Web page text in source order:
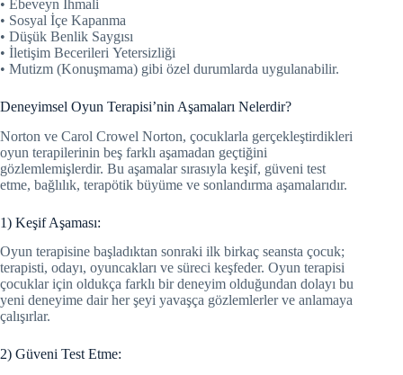
• Ebeveyn İhmali
• Sosyal İçe Kapanma
• Düşük Benlik Saygısı
• İletişim Becerileri Yetersizliği
• Mutizm (Konuşmama) gibi özel durumlarda uygulanabilir.
Deneyimsel Oyun Terapisi’nin Aşamaları Nelerdir?
Norton ve Carol Crowel Norton, çocuklarla gerçekleştirdikleri
oyun terapilerinin beş farklı aşamadan geçtiğini
gözlemlemişlerdir. Bu aşamalar sırasıyla keşif, güveni test
etme, bağlılık, terapötik büyüme ve sonlandırma aşamalarıdır.
1) Keşif Aşaması:
Oyun terapisine başladıktan sonraki ilk birkaç seansta çocuk;
terapisti, odayı, oyuncakları ve süreci keşfeder. Oyun terapisi
çocuklar için oldukça farklı bir deneyim olduğundan dolayı bu
yeni deneyime dair her şeyi yavaşça gözlemlerler ve anlamaya
çalışırlar.
2) Güveni Test Etme: